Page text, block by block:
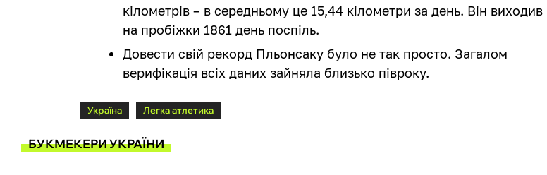
кілометрів – в середньому це 15,44 кілометри за день. Він виходив
на пробіжки 1861 день поспіль.
Довести свій рекорд Пльонсаку було не так просто. Загалом
верифікація всіх даних зайняла близько півроку.
Україна Легка атлетика
БУКМЕКЕРИ УКРАЇНИ